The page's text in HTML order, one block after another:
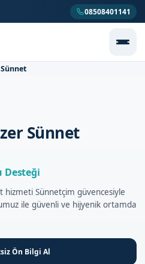
08508401141
Sünnet
Desteği
hizmeti Sünnetçim güvencesiyle
ile güvenli ve hijyenik ortamda
Ön Bilgi Al